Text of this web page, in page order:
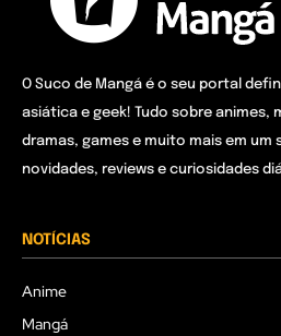
O Suco de Mangá é o seu portal
asiática e geek! Tudo sobre animes,
dramas, games e muito mais em um
novidades, reviews e curiosidades
NOTÍCIAS
Anime
Mangá